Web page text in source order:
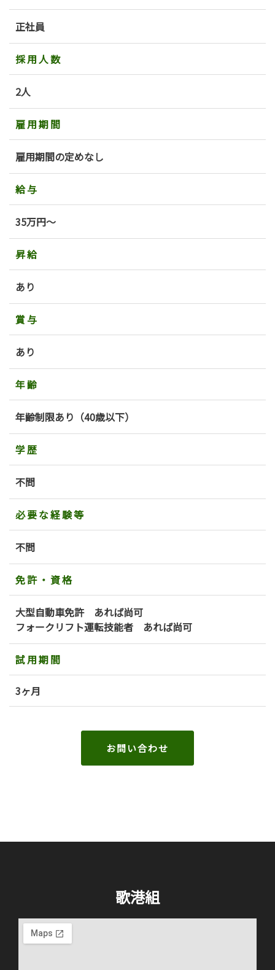
正社員
採用人数
2人
雇用期間
雇用期間の定めなし
給与
35万円～
昇給
あり
賞与
あり
年齢
年齢制限あり（40歳以下）
学歴
不問
必要な経験等
不問
免許・資格
大型自動車免許 あれば尚可
フォークリフト運転技能者 あれば尚可
試用期間
3ヶ月
お問い合わせ
歌港組